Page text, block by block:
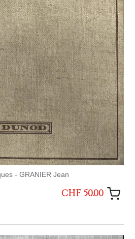
- GRANIER Jean
CHF 50.00